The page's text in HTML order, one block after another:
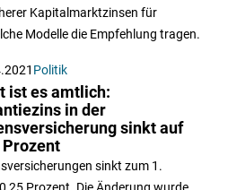
Kapitalmarktzinsen für
Modelle die Empfehlung tragen.
Politik
ist es amtlich:
in der
sinkt auf
Prozent
sinkt zum 1.